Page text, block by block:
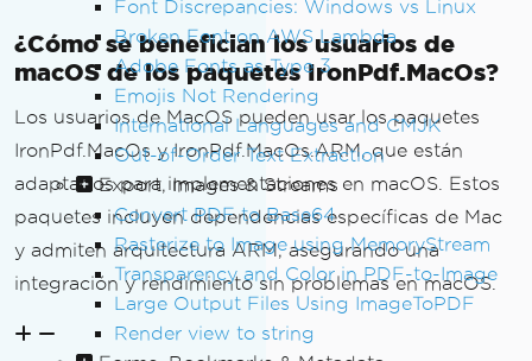
Font Discrepancies: Windows vs Linux
Broken Font on AWS Lambda
Adobe Fonts as Type 3
Emojis Not Rendering
International Languages and CMJK
Out-of-Order Text Extraction
Export, Images & Streams
Convert PDF to Base64
Rasterize to Image using MemoryStream
Transparency and Color in PDF-to-Image
Large Output Files Using ImageToPDF
Render view to string
¿Cómo se benefician los usuarios de
macOS de los paquetes IronPdf.MacOs?
Los usuarios de MacOS pueden usar los paquetes
IronPdf.MacOs y IronPdf.MacOs.ARM, que están
adaptados para implementaciones en macOS. Estos
paquetes incluyen dependencias específicas de Mac
y admiten arquitectura ARM, asegurando una
integración y rendimiento sin problemas en macOS.